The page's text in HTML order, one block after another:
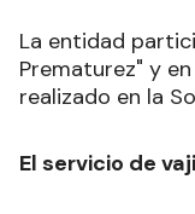
La entidad
Prematurez" y
realizado en la
El servicio de